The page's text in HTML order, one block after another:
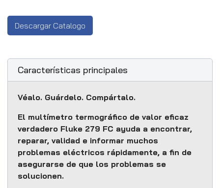
Descargar Catalogo
Características principales
Véalo. Guárdelo. Compártalo.
El multímetro termográfico de valor eficaz
verdadero Fluke 279 FC ayuda a encontrar,
reparar, validad e informar muchos
problemas eléctricos rápidamente, a fin de
asegurarse de que los problemas se
solucionen.